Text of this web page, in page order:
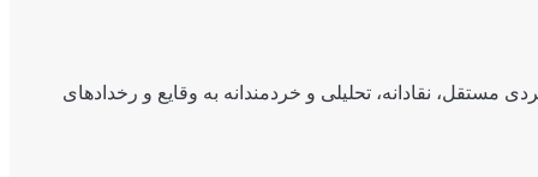
نقادانه، تحلیلی و خردمندانه به وقایع و رخدادهای